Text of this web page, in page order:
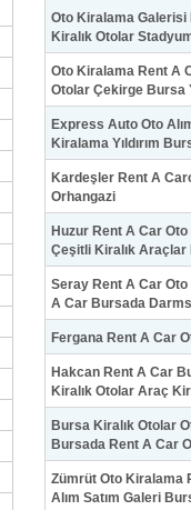
Oto Kiralama Galerisi
Kiralık Otolar
Oto Kiralama Rent A
Otolar Çekirge Bursa
Express Auto Oto
Kiralama Yıldırım
Kardeşler Rent A
Orhangazi
Huzur Rent A Car
Çeşitli Kiralık
Seray Rent A Car
A Car Bursada
Fergana Rent A Car
Hakcan Rent A Car
Kiralık Otolar Araç
Bursa Kiralık Otolar
Bursada Rent A Car
Zümrüt Oto Kiralama
Alım Satım Galeri